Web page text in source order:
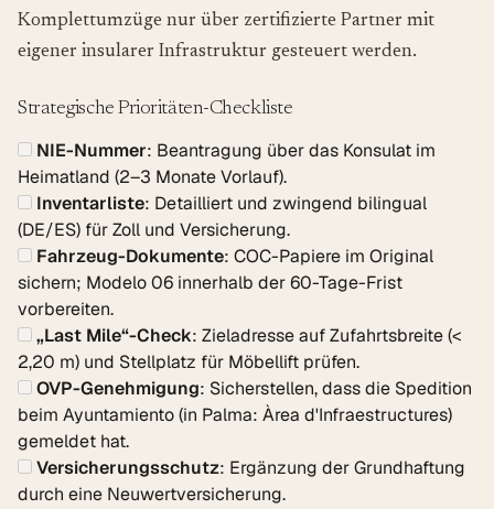
Komplettumzüge nur über zertifizierte Partner mit
eigener insularer Infrastruktur gesteuert werden.
Strategische Prioritäten-Checkliste
NIE-Nummer: Beantragung über das Konsulat im
Heimatland (2–3 Monate Vorlauf).
Inventarliste: Detailliert und zwingend bilingual
(DE/ES) für Zoll und Versicherung.
Fahrzeug-Dokumente: COC-Papiere im Original
sichern; Modelo 06 innerhalb der 60-Tage-Frist
vorbereiten.
„Last Mile“-Check: Zieladresse auf Zufahrtsbreite (<
2,20 m) und Stellplatz für Möbellift prüfen.
OVP-Genehmigung: Sicherstellen, dass die Spedition
beim Ayuntamiento (in Palma: Àrea d'Infraestructures)
gemeldet hat.
Versicherungsschutz: Ergänzung der Grundhaftung
durch eine Neuwertversicherung.